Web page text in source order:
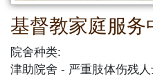
基督教家庭服务
院舍种类:
津助院舍
严重肢体伤残